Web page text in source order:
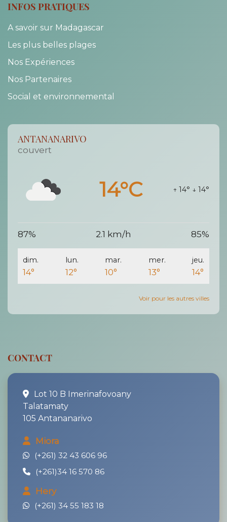
INFOS PRATIQUES
A savoir sur Madagascar
Les plus belles plages
Nos Expériences
Nos Partenaires
Social et environnemental
ANTANANARIVO
couvert
14°C ↑ 14° ↓ 14°
87% 2.1 km/h 85%
dim.
14°
lun.
12°
mar.
10°
mer.
13°
jeu.
14°
Voir pour les autres villes
CONTACT
Lot 10 B Imerinafovoany
Talatamaty
105 Antananarivo
Miora
(+261) 32 43 606 96
(+261)34 16 570 86
Hery
(+261) 34 55 183 18